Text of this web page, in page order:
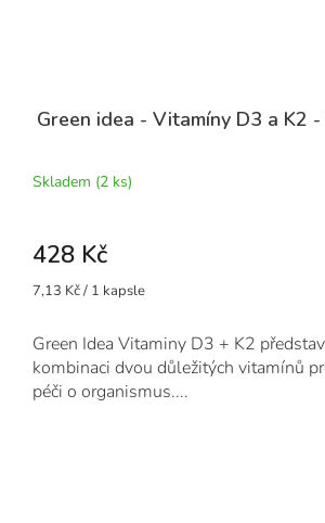
Green idea - Vitamíny D3 a K2
Skladem (2 ks)
428 Kč
Měrná
7,13 Kč / 1 kapsle
Green Idea Vitaminy D3 + K2
kombinaci dvou důležitých vitamínů
péči o organismus....